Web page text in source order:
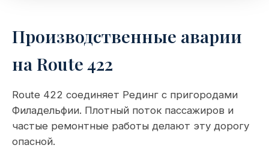
Производственные аварии
на Route 422
Route 422 соединяет Рединг с пригородами
Филадельфии. Плотный поток пассажиров и
частые ремонтные работы делают эту дорогу
опасной.